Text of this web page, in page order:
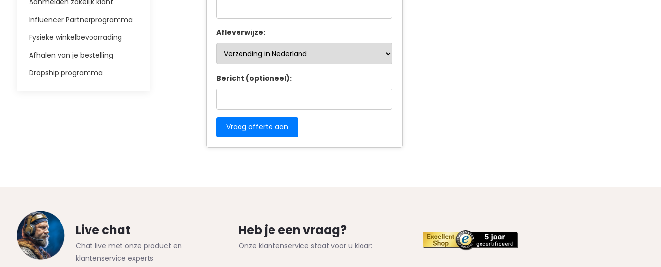
Aanmelden zakelijk klant
Influencer Partnerprogramma
Fysieke winkelbevoorrading
Afhalen van je bestelling
Dropship programma
Afleverwijze:
Bericht (optioneel):
Live chat
Chat live met onze product en
klantenservice experts
Heb je een vraag?
Onze klantenservice staat voor u klaar: